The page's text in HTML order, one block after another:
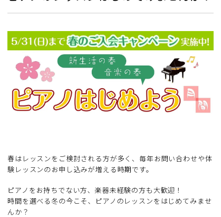
春はレッスンをご検討される方が多く、毎年お問い合わせや体
験レッスンのお申し込みが増える時期です。
ピアノをお持ちでない方、楽器未経験の方も大歓迎！
時間を選べる冬の今こそ、ピアノのレッスンをはじめてみませ
んか？